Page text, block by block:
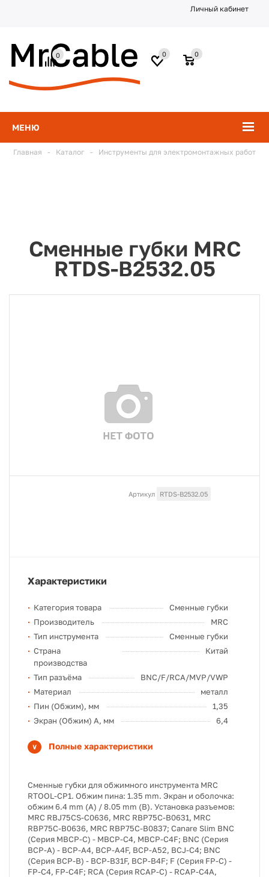
Личный кабинет
МЕНЮ
0
0
0
Главная - Каталог - Инструменты для электромонтажных работ
Сменные губки MRC
RTDS-B2532.05
Артикул RTDS-B2532.05
Характеристики
Категория товара
Сменные губки
Производитель
MRC
Тип инструмента
Сменные губки
Страна
производства
Китай
Тип разъёма
BNC/F/RCA/MVP/VWP
Материал
металл
Пин (Обжим), мм
1,35
Экран (Обжим) A, мм
6,4
Полные характеристики
Сменные губки для обжимного инструмента MRC
RTOOL-CP1. Обжим пина: 1.35 mm. Экран и оболочка:
обжим 6.4 mm (A) / 8.05 mm (B). Установка разъемов:
MRC RBJ75CS-C0636, MRC RBP75C-B0631, MRC
RBP75C-B0636, MRC RBP75C-B0837; Canare Slim BNC
(Серия MBCP-C) - MBCP-C4, MBCP-C4F; BNC (Серия
BCP-A) - BCP-A4, BCP-A4F, BCP-A52, BCJ-C4; BNC
(Серия BCP-B) - BCP-B31F, BCP-B4F; F (Серия FP-C) -
FP-C4, FP-C4F; RCA (Серия RCAP-C) - RCAP-C4A,